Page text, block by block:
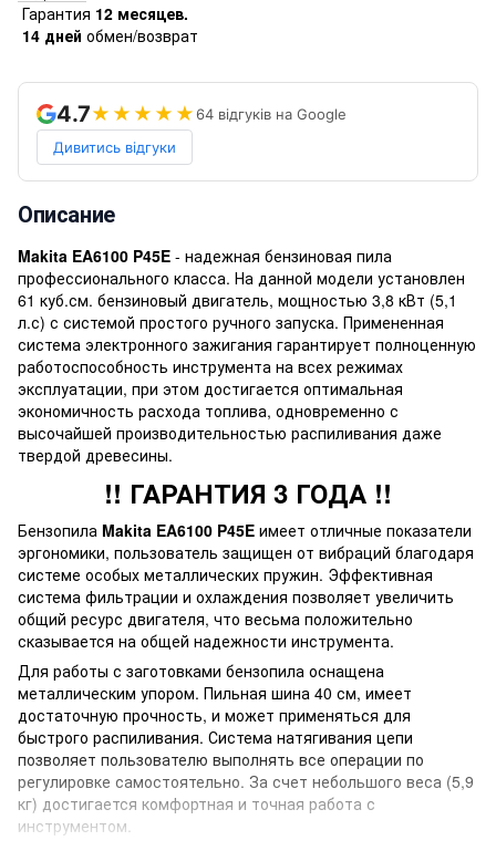
Гарантия 12 месяцев.
14 дней обмен/возврат
4.7★★★★★64 відгуків на Google
Дивитись відгуки
Описание
Makita EA6100 P45E - надежная бензиновая пила
профессионального класса. На данной модели установлен
61 куб.см. бензиновый двигатель, мощностью 3,8 кВт (5,1
л.с) с системой простого ручного запуска. Примененная
система электронного зажигания гарантирует полноценную
работоспособность инструмента на всех режимах
эксплуатации, при этом достигается оптимальная
экономичность расхода топлива, одновременно с
высочайшей производительностью распиливания даже
твердой древесины.
!! ГАРАНТИЯ 3 ГОДА !!
Бензопила Makita EA6100 P45E имеет отличные показатели
эргономики, пользователь защищен от вибраций благодаря
системе особых металлических пружин. Эффективная
система фильтрации и охлаждения позволяет увеличить
общий ресурс двигателя, что весьма положительно
сказывается на общей надежности инструмента.
Для работы с заготовками бензопила оснащена
металлическим упором. Пильная шина 40 см, имеет
достаточную прочность, и может применяться для
быстрого распиливания. Система натягивания цепи
позволяет пользователю выполнять все операции по
регулировке самостоятельно. За счет небольшого веса (5,9
кг) достигается комфортная и точная работа с
инструментом.